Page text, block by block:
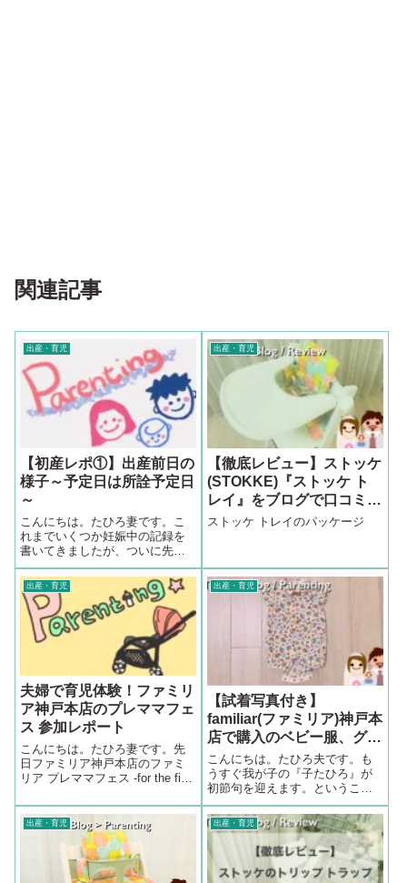
関連記事
出産・育児
【初産レポ①】出産前日の
様子～予定日は所詮予定日
～
こんにちは。たひろ妻です。こ
れまでいくつか妊娠中の記録を
書いてきましたが、ついに先月
私たちにとって初めての出産が
無事に終わりました。私たちの
出産はどうだったかと一言でい
うと油断大敵！！初産は予定日
より遅れるだろうと謎の余裕を
かましていたとこ...
出産・育児
【徹底レビュー】ストッケ
(STOKKE)『ストッケ ト
レイ』をブログで口コミ/
ベビーチェア
ストッケ トレイのパッケージ
出産・育児
夫婦で育児体験！ファミリ
ア神戸本店のプレママフェ
ス 参加レポート
こんにちは。たひろ妻です。先
日ファミリア神戸本店のファミ
リア プレママフェス -for the first
加してきました。ファミリア神
戸本店は大丸神戸店の近くの旧
居留地にあり先日ハンカチガー
ゼとベビー...
出産・育児
【試着写真付き】
familiar(ファミリア)神戸本
店で購入のベビー服、グッ
ズ4点をブログでレビュー
こんにちは。たひろ夫です。も
うすぐ我が子の『子たひろ』が
初節句を迎えます。ということ
で初節句に着せるための可愛く
てかっこよくてシュッとした服
を探しに神戸の可愛いベビー服
と言えばのfamiliar(ファミリア)神
戸本店に行ってきました。今回
は...
出産・育児 出産・育児